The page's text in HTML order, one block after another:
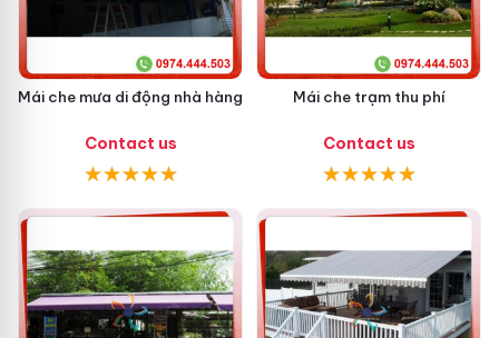
Mái che mưa di động nhà hàng
Contact us
Mái che trạm thu phí
Contact us